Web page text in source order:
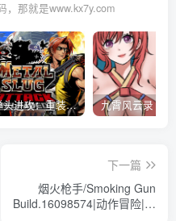
，那就是www.kx7y.com
合金弹头进攻：重装上阵/METAL SLUG ATTACK RELOADED Build.16214511|策略模拟|容量2.7GB|免安装绿色中文版
下一篇
烟火枪手/Smoking Gun
Build.16098574|动作冒险|容